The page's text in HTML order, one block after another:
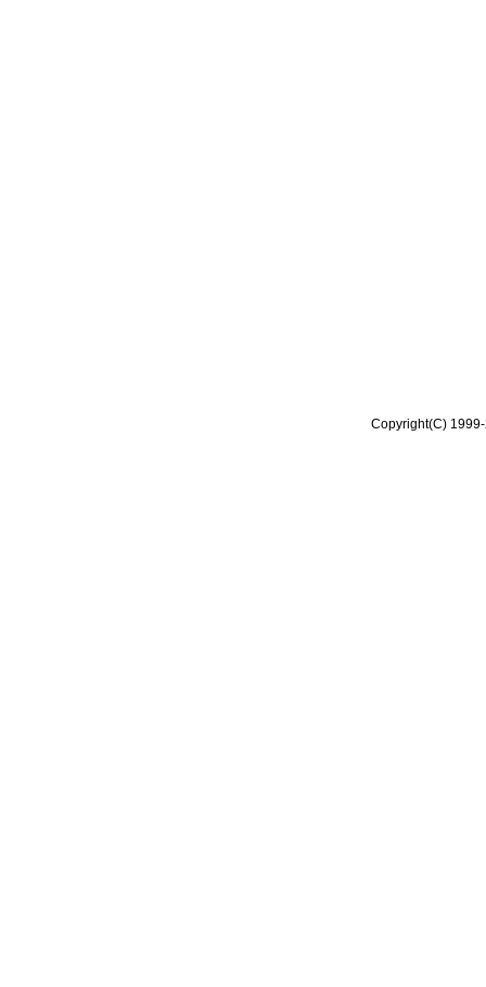
Copyright(C)